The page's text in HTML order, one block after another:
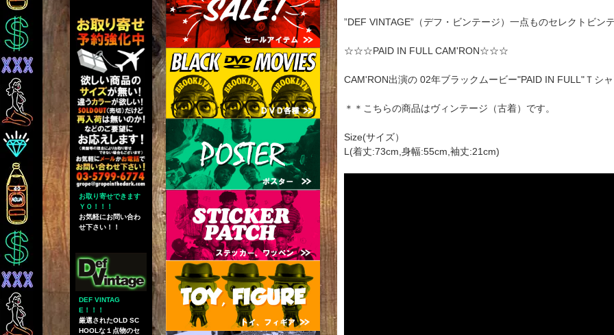
お取り寄せできます
ＹＯ！！！
お気軽にお問い合わ
せ下さい！！
DEF VINTAG
E！！！
厳選されたOLD SC
HOOLな１点物のセ
”DEF VINTAGE”（デフ・ビンテージ）一点ものセレクトビン
☆☆☆PAID IN FULL CAM'RON☆☆☆
CAM'RON出演の 02年ブラックムービー"PAID IN FULL"Ｔシ
＊＊こちらの商品はヴィンテージ（古着）です。
Size(サイズ）
L(着丈:73cm,身幅:55cm,袖丈:21cm)